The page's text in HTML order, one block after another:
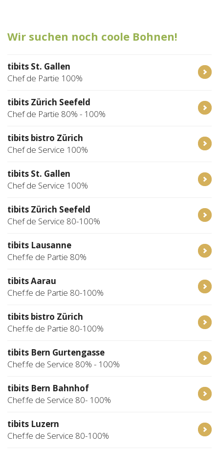
Login
Wir suchen noch coole Bohnen!
tibits St. Gallen
Chef de Partie 100%
tibits Zürich Seefeld
Chef de Partie 80% - 100%
tibits bistro Zürich
Chef de Service 100%
tibits St. Gallen
Chef de Service 100%
tibits Zürich Seefeld
Chef de Service 80-100%
tibits Lausanne
Chef:fe de Partie 80%
tibits Aarau
Chef:fe de Partie 80-100%
tibits bistro Zürich
Chef:fe de Partie 80-100%
tibits Bern Gurtengasse
Chef:fe de Service 80% - 100%
tibits Bern Bahnhof
Chef:fe de Service 80- 100%
tibits Luzern
Chef:fe de Service 80-100%